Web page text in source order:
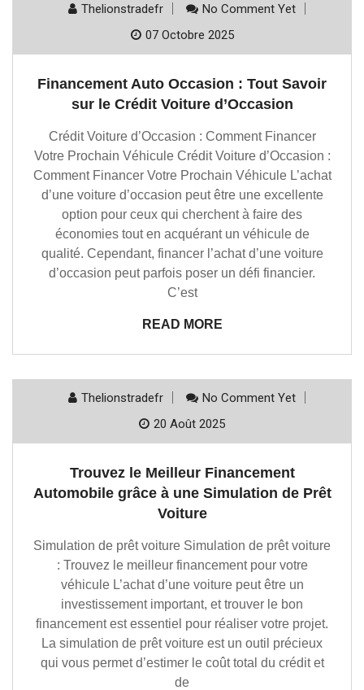
Thelionstradefr
No Comment Yet
07 Octobre 2025
Financement Auto Occasion : Tout Savoir
sur le Crédit Voiture d’Occasion
Crédit Voiture d’Occasion : Comment Financer
Votre Prochain Véhicule Crédit Voiture d’Occasion :
Comment Financer Votre Prochain Véhicule L’achat
d’une voiture d’occasion peut être une excellente
option pour ceux qui cherchent à faire des
économies tout en acquérant un véhicule de
qualité. Cependant, financer l’achat d’une voiture
d’occasion peut parfois poser un défi financier.
C’est
READ MORE
Thelionstradefr
No Comment Yet
20 Août 2025
Trouvez le Meilleur Financement
Automobile grâce à une Simulation de Prêt
Voiture
Simulation de prêt voiture Simulation de prêt voiture
: Trouvez le meilleur financement pour votre
véhicule L’achat d’une voiture peut être un
investissement important, et trouver le bon
financement est essentiel pour réaliser votre projet.
La simulation de prêt voiture est un outil précieux
qui vous permet d’estimer le coût total du crédit et
de